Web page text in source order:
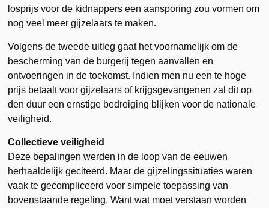
losprijs voor de kidnappers een aansporing zou vormen om
nog veel meer gijzelaars te maken.
Volgens de tweede uitleg gaat het voornamelijk om de
bescherming van de burgerij tegen aanvallen en
ontvoeringen in de toekomst. Indien men nu een te hoge
prijs betaalt voor gijzelaars of krijgsgevangenen zal dit op
den duur een ernstige bedreiging blijken voor de nationale
veiligheid.
Collectieve veiligheid
Deze bepalingen werden in de loop van de eeuwen
herhaaldelijk geciteerd. Maar de gijzelingssituaties waren
vaak te gecompliceerd voor simpele toepassing van
bovenstaande regeling. Want wat moet verstaan worden